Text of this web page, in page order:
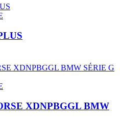
XDNPBGGL BMW